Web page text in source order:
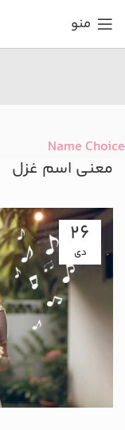
منو
Name Choice
معنی اسم غزل
26
دی